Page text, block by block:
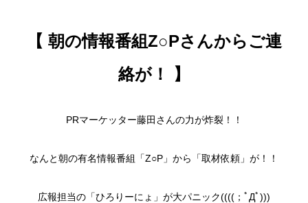
【 朝の情報番組Z○Pさんからご連
絡が！
】
PRマーケッター藤田さんの力が炸裂！！
なんと朝の有名情報番組「Z○P」から「取材依頼」が！！
広報担当の「ひろりーにょ」が大パニック((((；ﾟДﾟ)))